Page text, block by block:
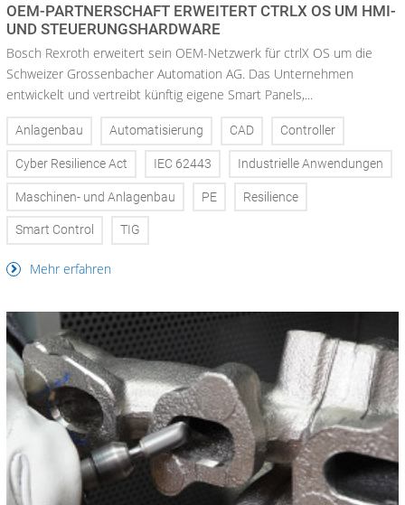
OEM-PARTNERSCHAFT ERWEITERT CTRLX OS UM HMI-
UND STEUERUNGSHARDWARE
Bosch Rexroth erweitert sein OEM-Netzwerk für ctrlX OS um die
Schweizer Grossenbacher Automation AG. Das Unternehmen
entwickelt und vertreibt künftig eigene Smart Panels,...
Anlagenbau Automatisierung CAD Controller
Cyber Resilience Act IEC 62443 Industrielle Anwendungen
Maschinen- und Anlagenbau PE Resilience
Smart Control TIG
Mehr erfahren